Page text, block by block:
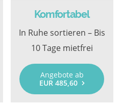
Komfortabel
In Ruhe sortieren – Bis
10 Tage mietfrei
Angebote ab
EUR 485,60